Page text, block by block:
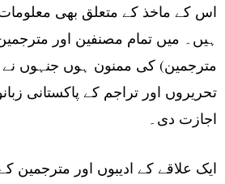
اس کے ماخذ کے متعلق بھی
ہیں۔ میں تمام مصنفین اور
مترجمین) کی ممنون ہوں جنہوں
تحریروں اور تراجم کے پاکستانی
اجازت دی۔
ایک علاقے کے ادیبوں اور مترجمین